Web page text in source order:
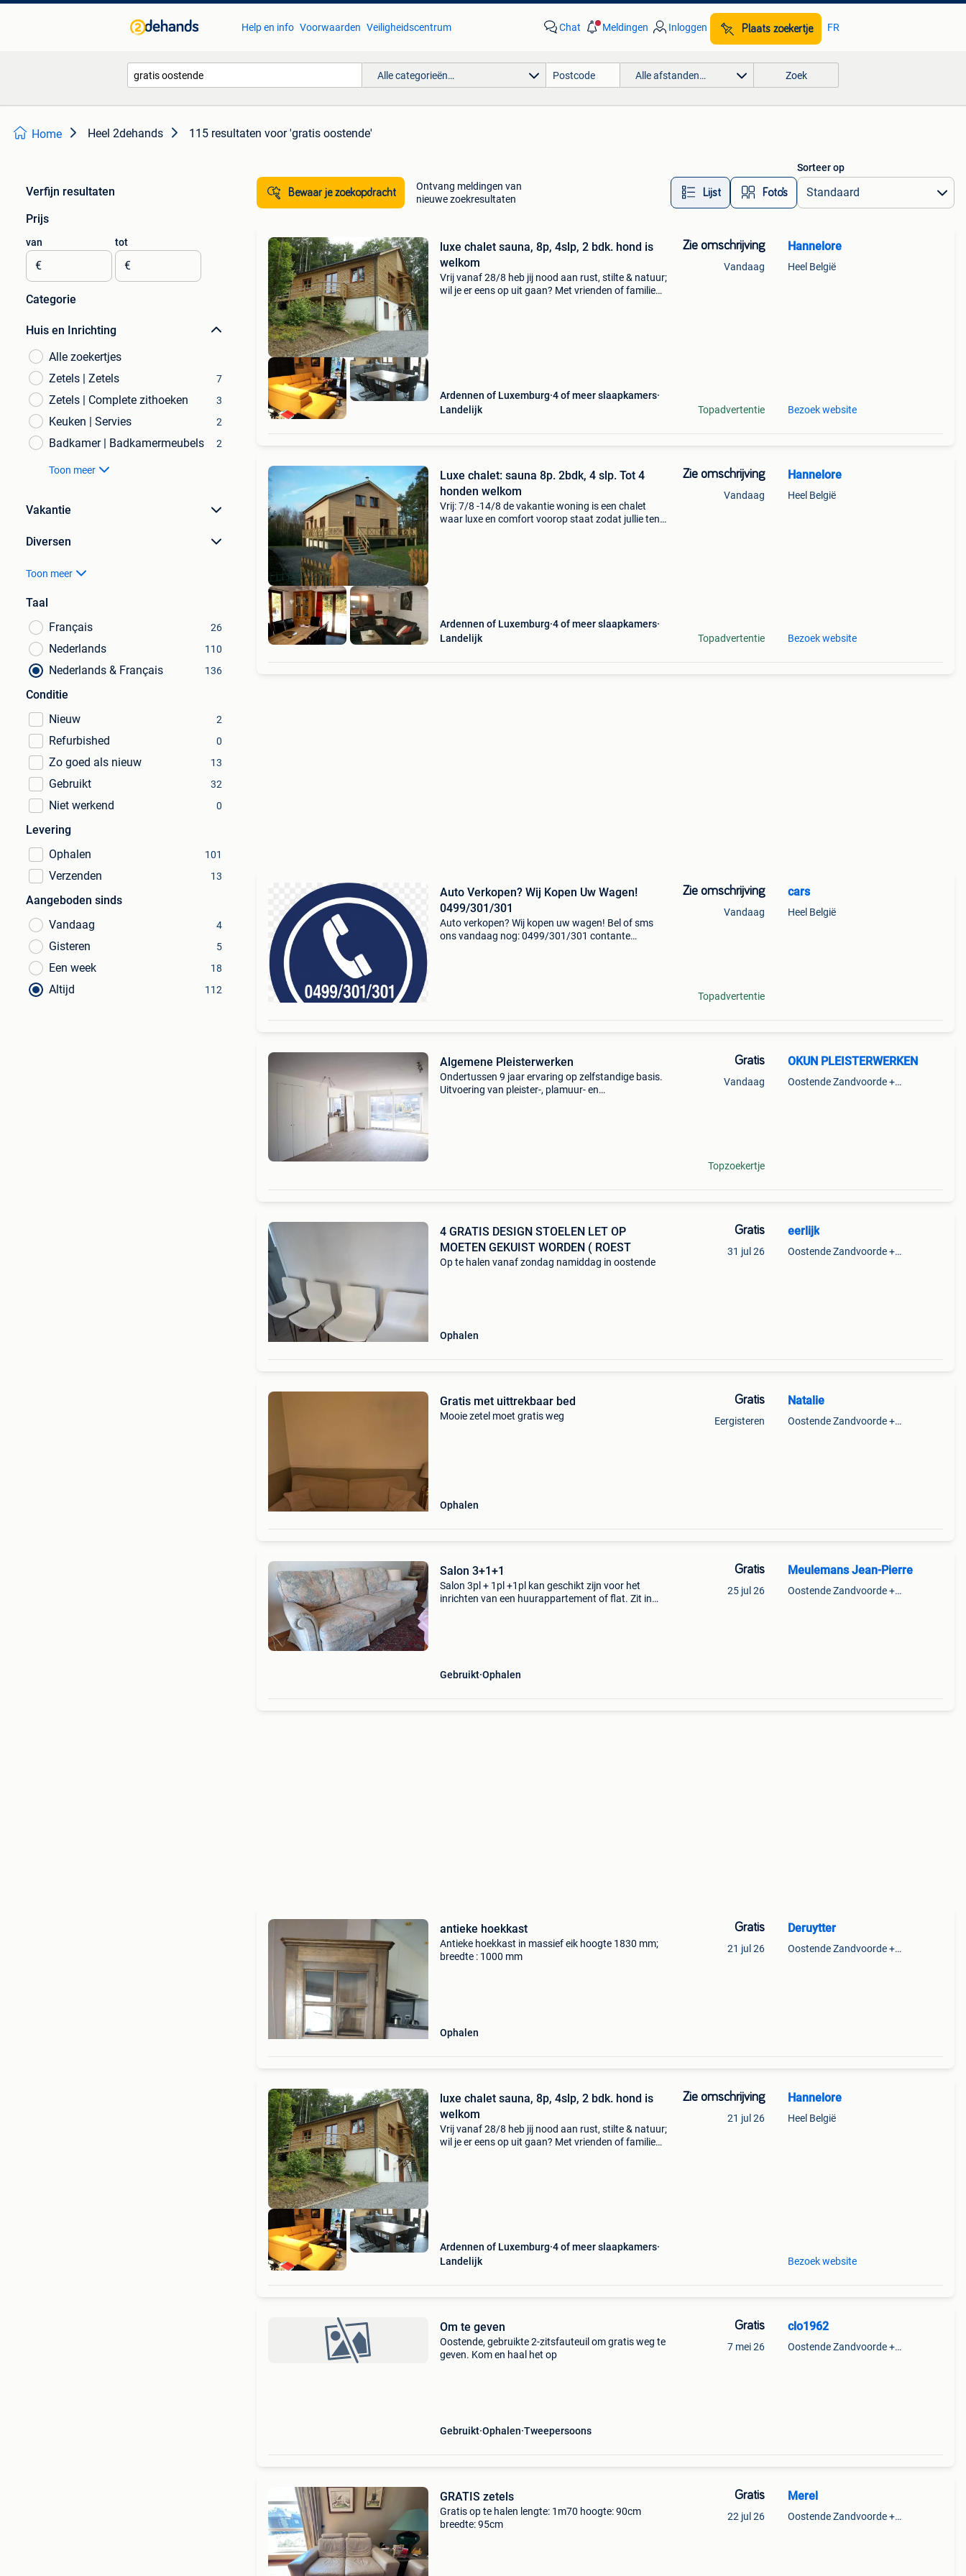
Help en info Voorwaarden Veiligheidscentrum Chat Meldingen Inloggen Plaats zoekertje FR
Alle categorieën… Alle afstanden… Zoek
Home Heel 2dehands 115 resultaten voor 'gratis oostende'
Verfijn resultaten
Prijs
van
€
tot
€
Categorie
Huis en Inrichting
Alle zoekertjes
Zetels | Zetels
7
Zetels | Complete zithoeken 3
Keuken | Servies 2
Badkamer | Badkamermeubels 2
Toon meer
Vakantie
Diversen
Toon meer
Taal
Français
26
Nederlands 110
Nederlands & Français 136
Conditie
Nieuw
2
Refurbished 0
Zo goed als nieuw 13
Gebruikt 32
Niet werkend 0
Levering
Ophalen
101
Verzenden 13
Aangeboden sinds
Vandaag
4
Gisteren 5
Een week 18
Altijd 112
Bewaar je zoekopdracht
Ontvang meldingen van
nieuwe zoekresultaten
Lijst Foto’s
Sorteer op
luxe chalet sauna, 8p, 4slp, 2 bdk. hond is
welkom
Vrij vanaf 28/8 heb jij nood aan rust, stilte & natuur;
wil je er eens op uit gaan? Met vrienden of familie
Ardennen of Luxemburg 4 of meer slaapkamers
Landelijk
Zie omschrijving
Vandaag
Topadvertentie
Hannelore
Heel België
Bezoek website
Luxe chalet: sauna 8p. 2bdk, 4 slp. Tot 4
honden welkom
Vrij: 7/8 -14/8 de vakantie woning is een chalet
waar luxe en comfort voorop staat zodat jullie ten
Ardennen of Luxemburg 4 of meer slaapkamers
Landelijk
Zie omschrijving
Vandaag
Topadvertentie
Hannelore
Heel België
Bezoek website
Auto Verkopen? Wij Kopen Uw Wagen!
0499/301/301
Auto verkopen? Wij kopen uw wagen! Bel of sms
ons vandaag nog: 0499/301/301 contante
Zie omschrijving
Vandaag
Topadvertentie
cars
Heel België
Algemene Pleisterwerken
Ondertussen 9 jaar ervaring op zelfstandige basis.
Uitvoering van pleister-, plamuur- en
Gratis
Vandaag
Topzoekertje
OKUN PLEISTERWERKEN
Oostende Zandvoorde +Oostende
4 GRATIS DESIGN STOELEN LET OP
MOETEN GEKUIST WORDEN ( ROEST
Op te halen vanaf zondag namiddag in oostende
Ophalen
Gratis
31 jul 26
eerlijk
Oostende Zandvoorde +Oostende
Gratis met uittrekbaar bed
Mooie zetel moet gratis weg
Ophalen
Gratis
Eergisteren
Natalie
Oostende Zandvoorde +Oostende
Salon 3+1+1
Salon 3pl + 1pl +1pl kan geschikt zijn voor het
inrichten van een huurappartement of flat. Zit in
Gebruikt Ophalen
Gratis
25 jul 26
Meulemans Jean-Pierre
Oostende Zandvoorde +Oostende
antieke hoekkast
Antieke hoekkast in massief eik hoogte 1830 mm;
breedte : 1000 mm
Ophalen
Gratis
21 jul 26
Deruytter
Oostende Zandvoorde +Oostende
luxe chalet sauna, 8p, 4slp, 2 bdk. hond is
welkom
Vrij vanaf 28/8 heb jij nood aan rust, stilte & natuur;
wil je er eens op uit gaan? Met vrienden of familie
Ardennen of Luxemburg 4 of meer slaapkamers
Landelijk
Zie omschrijving
21 jul 26
Hannelore
Heel België
Bezoek website
Om te geven
Oostende, gebruikte 2-zitsfauteuil om gratis weg te
geven. Kom en haal het op
Gebruikt Ophalen Tweepersoons
Gratis
7 mei 26
clo1962
Oostende Zandvoorde +Oostende
GRATIS zetels
Gratis op te halen lengte: 1m70 hoogte: 90cm
breedte: 95cm
Gratis
22 jul 26
Merel
Oostende Zandvoorde +Oostende